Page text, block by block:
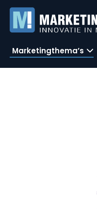
Marketingthema’s